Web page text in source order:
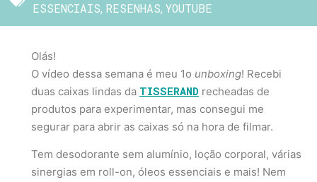
ESSENCIAIS, RESENHAS, YOUTUBE
Olás!
O vídeo dessa semana é meu 1o unboxing! Recebi
duas caixas lindas da TISSERAND recheadas de
produtos para experimentar, mas consegui me
segurar para abrir as caixas só na hora de filmar.
Tem desodorante sem alumínio, loção corporal, várias
sinergias em roll-on, óleos essenciais e mais! Nem